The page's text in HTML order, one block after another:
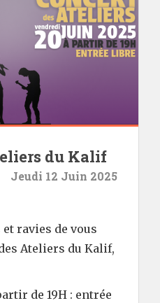
du Kalif
Jeudi 12 Juin 2025
ravies de vous
Ateliers du Kalif,
de 19H : entrée